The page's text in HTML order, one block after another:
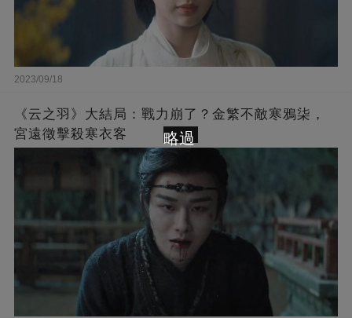
2023/09/18
《云之羽》大結局：戰力崩了？金繁不敵寒鴉柒，
宮遠徵擊殺寒衣客
略過